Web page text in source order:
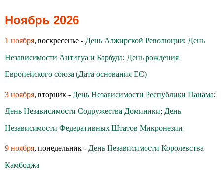
Ноябрь 2026
1 ноября, воскресенье - День Алжирской Революции; День
Независимости Антигуа и Барбуда; День рождения
Европейского союза (Дата основания ЕС)
3 ноября, вторник - День Независимости Республики Панама;
День Независимости Содружества Доминики; День
Независимости Федеративных Штатов Микронезии
9 ноября, понедельник - День Независимости Королевства
Камбоджа